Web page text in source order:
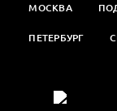
МОСКВА
ПЕТЕРБУРГ